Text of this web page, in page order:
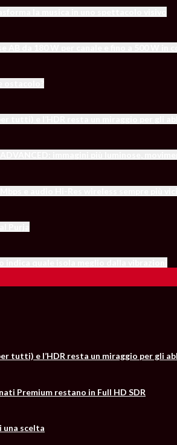
tutti) e l’HDR resta un miraggio per gli
Premium restano in Full HD SDR
una scelta